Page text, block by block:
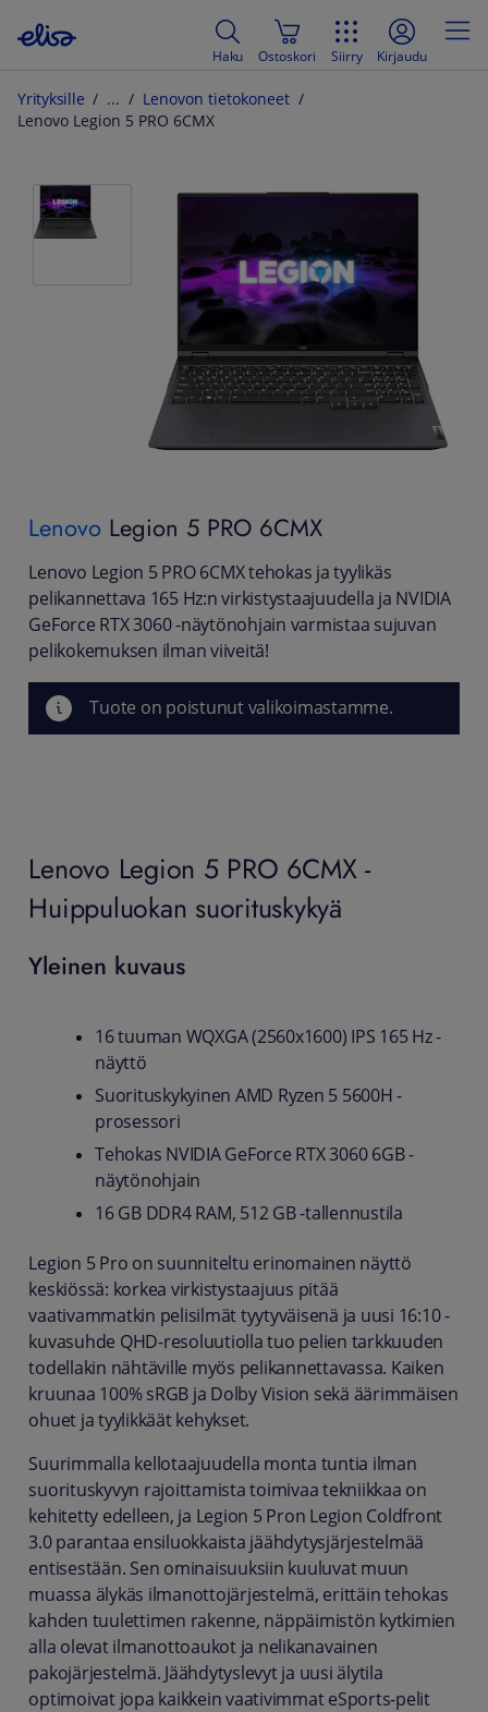
Haku Ostoskori Siirry Kirjaudu
Yrityksille
Lenovon tietokoneet
Lenovo Legion 5 PRO 6CMX
Lenovo Legion 5 PRO 6CMX
Lenovo Legion 5 PRO 6CMX tehokas ja tyylikäs
pelikannettava 165 Hz:n virkistystaajuudella ja NVIDIA
GeForce RTX 3060 -näytönohjain varmistaa sujuvan
pelikokemuksen ilman viiveitä!
Tuote on poistunut valikoimastamme.
Lenovo Legion 5 PRO 6CMX -
Huippuluokan suorituskykyä
Yleinen kuvaus
16 tuuman WQXGA (2560x1600) IPS 165 Hz -
näyttö
Suorituskykyinen AMD Ryzen 5 5600H -
prosessori
Tehokas NVIDIA GeForce RTX 3060 6GB -
näytönohjain
16 GB DDR4 RAM, 512 GB -tallennustila
Legion 5 Pro on suunniteltu erinomainen näyttö
keskiössä: korkea virkistystaajuus pitää
vaativammatkin pelisilmät tyytyväisenä ja uusi 16:10 -
kuvasuhde QHD-resoluutiolla tuo pelien tarkkuuden
todellakin nähtäville myös pelikannettavassa. Kaiken
kruunaa 100% sRGB ja Dolby Vision sekä äärimmäisen
ohuet ja tyylikkäät kehykset.
Suurimmalla kellotaajuudella monta tuntia ilman
suorituskyvyn rajoittamista toimivaa tekniikkaa on
kehitetty edelleen, ja Legion 5 Pron Legion Coldfront
3.0 parantaa ensiluokkaista jäähdytysjärjestelmää
entisestään. Sen ominaisuuksiin kuuluvat muun
muassa älykäs ilmanottojärjestelmä, erittäin tehokas
kahden tuulettimen rakenne, näppäimistön kytkimien
alla olevat ilmanottoaukot ja nelikanavainen
pakojärjestelmä. Jäähdytyslevyt ja uusi älytila
optimoivat jopa kaikkein vaativimmat eSports-pelit